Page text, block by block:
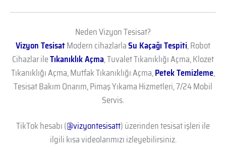
Neden Vizyon Tesisat?
Vizyon TesisatModern cihazlarlaSu Kaçağı Tespiti, Robot
Cihazlar ileTıkanıklık Açma, Tuvalet Tıkanıklığı Açma, Klozet
Tıkanıklığı Açma, Mutfak Tıkanıklığı Açma,Petek Temizleme,
Tesisat Bakım Onarım, Pimaş Yıkama Hizmetleri, 7/24 Mobil
Servis.
TikTok hesabı (@vizyontesisatt) üzerinden tesisat işleri ile
ilgili kısa videolarımızı izleyebilirsiniz.